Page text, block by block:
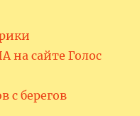
на сайте Голос
с берегов